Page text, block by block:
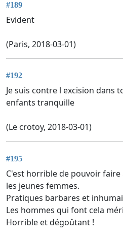
#189
Evident
(Paris, 2018-03-01)
#192
Je suis contre l excision dans
enfants tranquille
(Le crotoy, 2018-03-01)
#195
C'est horrible de pouvoir
les jeunes femmes.
Pratiques barbares et
Les hommes qui font cela
Horrible et dégoûtant !